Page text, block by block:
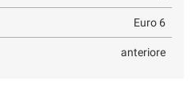
Euro 6
anteriore